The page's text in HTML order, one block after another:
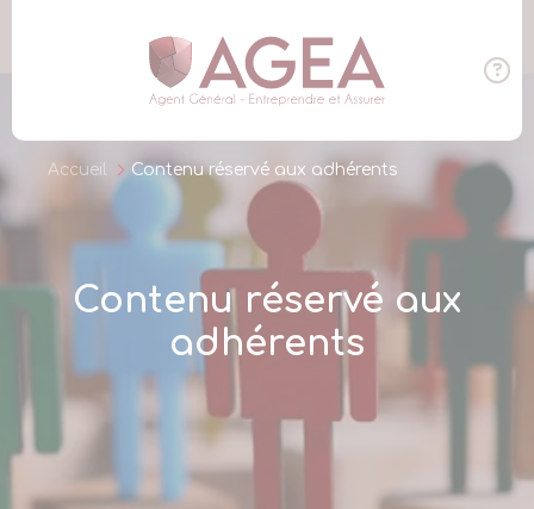
Accueil Contenu réservé aux adhérents
Contenu réservé aux
adhérents